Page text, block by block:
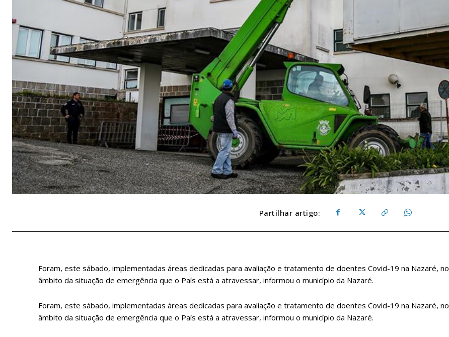
Partilhar artigo:
Foram, este sábado, implementadas áreas dedicadas para avaliação e tratamento de doentes Covid-19 na Nazaré, no
âmbito da situação de emergência que o País está a atravessar, informou o município da Nazaré.
Foram, este sábado, implementadas áreas dedicadas para avaliação e tratamento de doentes Covid-19 na Nazaré, no
âmbito da situação de emergência que o País está a atravessar, informou o município da Nazaré.